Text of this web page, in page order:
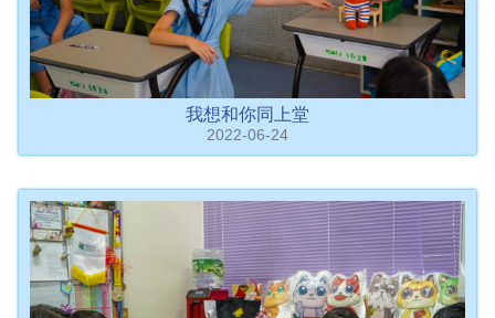
我想和你同上堂
2022-06-24